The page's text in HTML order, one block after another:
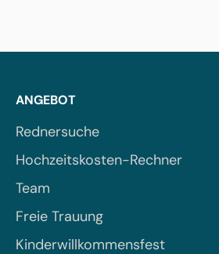
ANGEBOT
Rednersuche
Hochzeitskosten-Rechner
Team
Freie Trauung
Kinderwillkommensfest